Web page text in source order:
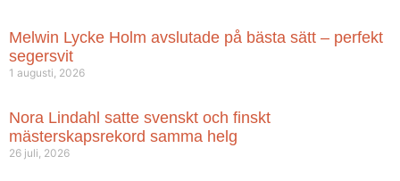
Melwin Lycke Holm avslutade på bästa sätt – perfekt
segersvit
1 augusti, 2026
Nora Lindahl satte svenskt och finskt
mästerskapsrekord samma helg
26 juli, 2026